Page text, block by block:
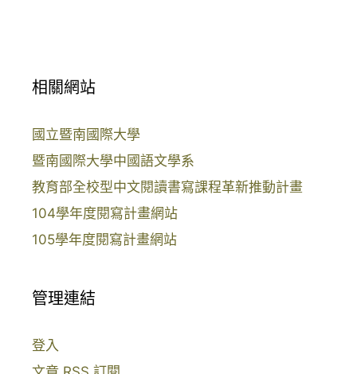
相關網站
國立暨南國際大學
暨南國際大學中國語文學系
教育部全校型中文閱讀書寫課程革新推動計畫
104學年度閱寫計畫網站
105學年度閱寫計畫網站
管理連結
登入